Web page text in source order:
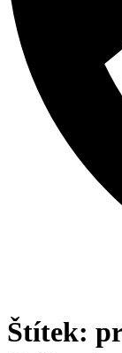
Štítek: